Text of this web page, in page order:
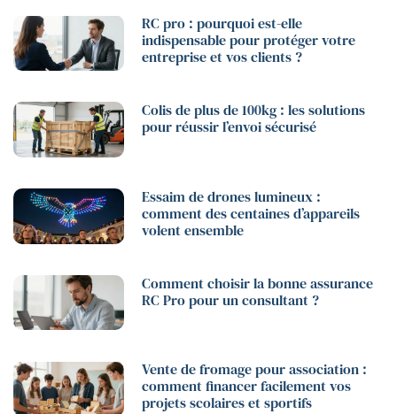
RC pro : pourquoi est-elle
indispensable pour protéger votre
entreprise et vos clients ?
Colis de plus de 100kg : les solutions
pour réussir l’envoi sécurisé
Essaim de drones lumineux :
comment des centaines d’appareils
volent ensemble
Comment choisir la bonne assurance
RC Pro pour un consultant ?
Vente de fromage pour association :
comment financer facilement vos
projets scolaires et sportifs